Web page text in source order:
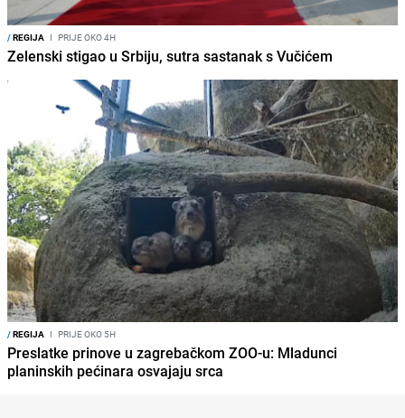
/REGIJA I PRIJE OKO 4H
Zelenski stigao u Srbiju, sutra sastanak s Vučićem
/REGIJA I PRIJE OKO 5H
Preslatke prinove u zagrebačkom ZOO-u: Mladunci
planinskih pećinara osvajaju srca